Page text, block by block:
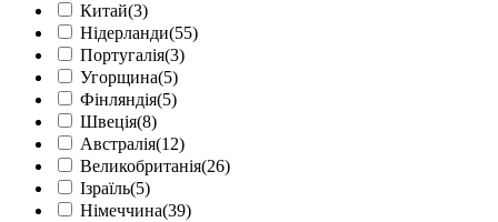
Китай(3)
Нідерланди(55)
Португалія(3)
Угорщина(5)
Фінляндія(5)
Швеція(8)
Австралія(12)
Великобританія(26)
Ізраїль(5)
Німеччина(39)